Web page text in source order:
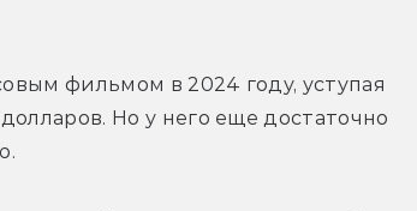
фильмом в 2024 году, уступая
Но у него еще достаточно